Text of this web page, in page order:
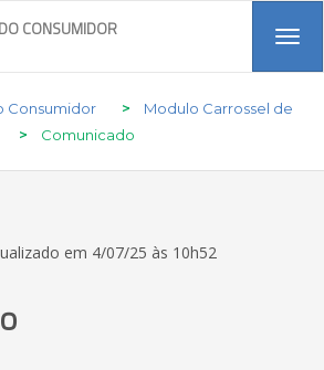
CONSUMIDOR
Consumidor >
Modulo Carrossel de
> Comunicado
em 4/07/25 às 10h52